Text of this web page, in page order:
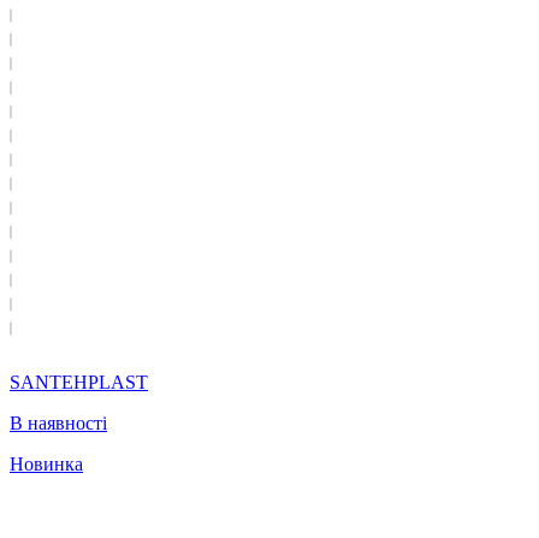
SANTEHPLAST
В наявності
Новинка